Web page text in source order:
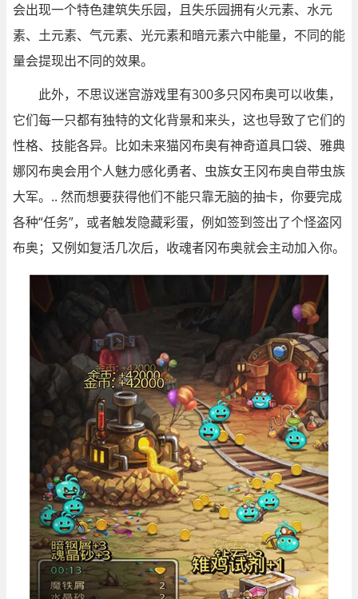
会出现一个特色建筑失乐园，且失乐园拥有火元素、水元
素、土元素、气元素、光元素和暗元素六中能量，不同的能
量会提现出不同的效果。
此外，不思议迷宫游戏里有300多只冈布奥可以收集，
它们每一只都有独特的文化背景和来头，这也导致了它们的
性格、技能各异。比如未来猫冈布奥有神奇道具口袋、雅典
娜冈布奥会用个人魅力感化勇者、虫族女王冈布奥自带虫族
大军。.. 然而想要获得他们不能只靠无脑的抽卡，你要完成
各种“任务”，或者触发隐藏彩蛋，例如签到签出了个怪盗冈
布奥；又例如复活几次后，收魂者冈布奥就会主动加入你。